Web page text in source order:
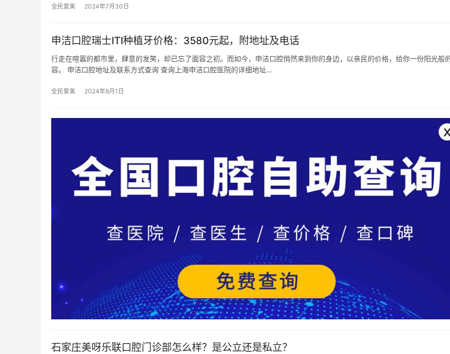
全民爱美 2024年7月30日
申洁口腔瑞士ITI种植牙价格：3580元起，附地址及电话
行走在喧嚣的都市里，肆意的发笑，却已忘了面容之初。而如今，申洁口腔悄然来到你的身边，以亲民的价格，给你一份阳光般
容。 申洁口腔地址及联系方式查询 查询上海申洁口腔医院的详细地址…
全民爱美 2024年8月1日
石家庄美呀乐联口腔门诊部怎么样？是公立还是私立？